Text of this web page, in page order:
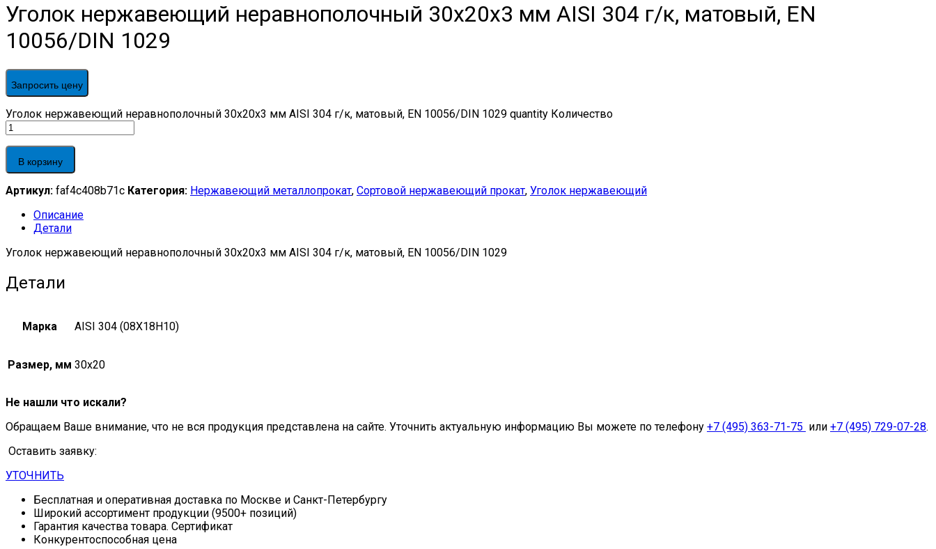
Уголок нержавеющий неравнополочный 30х20х3 мм AISI 304 г/к, матовый, EN
10056/DIN 1029
Запросить цену
Уголок нержавеющий неравнополочный 30х20х3 мм AISI 304 г/к, матовый, EN 10056/DIN 1029 quantity Количество
В корзину
Артикул: faf4c408b71c Категория: Нержавеющий металлопрокат, Сортовой нержавеющий прокат, Уголок нержавеющий
Описание
Детали
Уголок нержавеющий неравнополочный 30х20х3 мм AISI 304 г/к, матовый, EN 10056/DIN 1029
Детали
Марка AISI 304 (08Х18Н10)
Размер, мм 30х20
Не нашли что искали?
Обращаем Ваше внимание, что не вся продукция представлена на сайте. Уточнить актуальную информацию Вы можете по телефону +7 (495) 363-71-75 или +7 (495) 729-07-28.
Оставить заявку:
УТОЧНИТЬ
Бесплатная и оперативная доставка по Москве и Санкт-Петербургу
Широкий ассортимент продукции (9500+ позиций)
Гарантия качества товара. Сертификат
Конкурентоспособная цена